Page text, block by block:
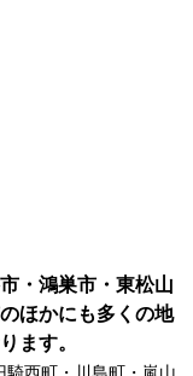
・鴻巣市・東松山
ほかにも多くの地
ます。
西町・川島町・嵐山